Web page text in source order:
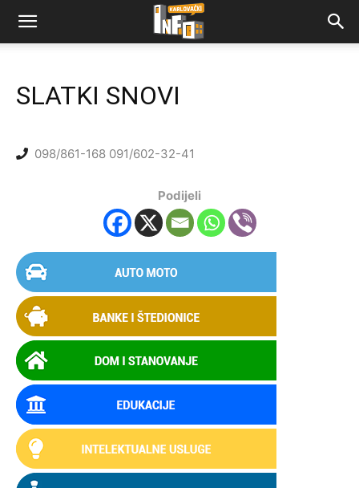
SLATKI SNOVI
098/861-168 091/602-32-41
Podijeli